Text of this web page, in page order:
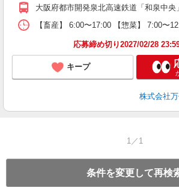
大阪府都市開発泉北高速鉄道「和泉中央
【畜産】 6:00〜17:00 【惣菜】 7:00
応募締め切り2027/02/28
キープ
株式会社
1／1
条件を変更して再検